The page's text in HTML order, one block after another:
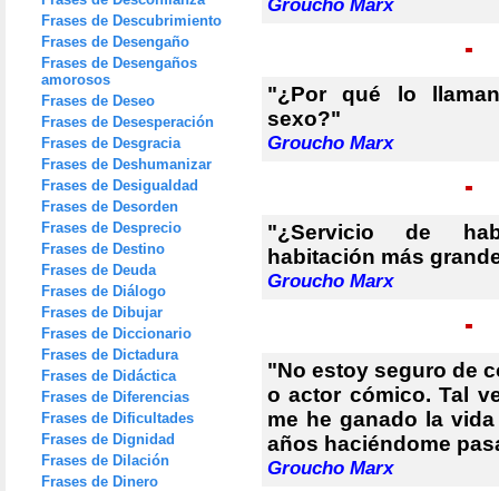
Frases de Descubrimiento
Frases de Desengaño
Frases de Desengaños
amorosos
Frases de Deseo
Frases de Desesperación
Frases de Desgracia
Frases de Deshumanizar
Frases de Desigualdad
Frases de Desorden
Frases de Desprecio
Frases de Destino
Frases de Deuda
Frases de Diálogo
Frases de Dibujar
Frases de Diccionario
Frases de Dictadura
Frases de Didáctica
Frases de Diferencias
Frases de Dificultades
Frases de Dignidad
Frases de Dilación
Frases de Dinero
Groucho Marx
"¿Por qué lo
sexo?"
Groucho Marx
"¿Servicio de
habitación más
Groucho Marx
"No estoy seguro de
o actor cómico. Tal
me he ganado la
años haciéndome
Groucho Marx